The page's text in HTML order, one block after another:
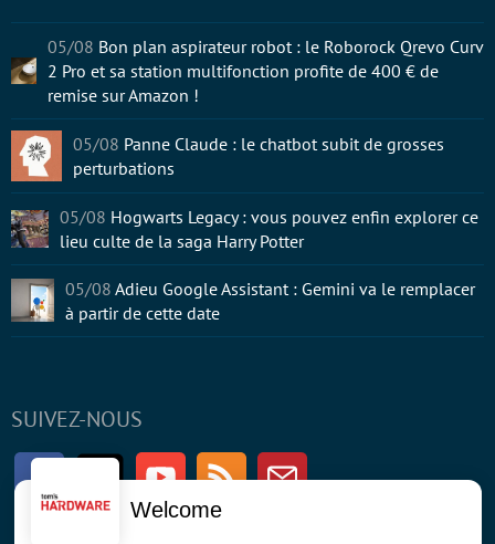
SUIVEZ-NOUS
FacebookTwitter Youtube RSS Newsletter
05/08 Bon plan aspirateur robot : le Roborock Qrevo Curv
2 Pro et sa station multifonction profite de 400 € de
remise sur Amazon !
05/08 Panne Claude : le chatbot subit de grosses
perturbations
05/08 Hogwarts Legacy : vous pouvez enfin explorer ce
lieu culte de la saga Harry Potter
05/08 Adieu Google Assistant : Gemini va le remplacer
à partir de cette date
Welcome